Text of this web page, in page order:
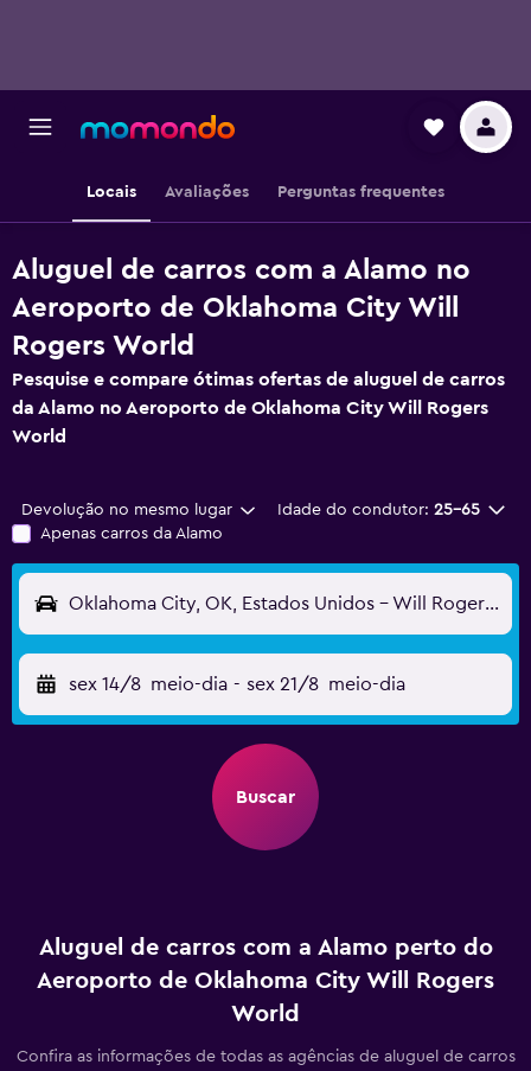
Locais Avaliações Perguntas frequentes
Aluguel de carros com a Alamo no
Aeroporto de Oklahoma City Will
Rogers World
Pesquise e compare ótimas ofertas de aluguel de carros
da Alamo no Aeroporto de Oklahoma City Will Rogers
World
Devolução no mesmo lugar Idade do condutor: 25-65
Apenas carros da Alamo
Oklahoma City, OK, Estados Unidos - Will Rogers World (OKC)
sex 14/8 meio-dia - sex 21/8 meio-dia
Buscar
Aluguel de carros com a Alamo perto do
Aeroporto de Oklahoma City Will Rogers
World
Confira as informações de todas as agências de aluguel de carros